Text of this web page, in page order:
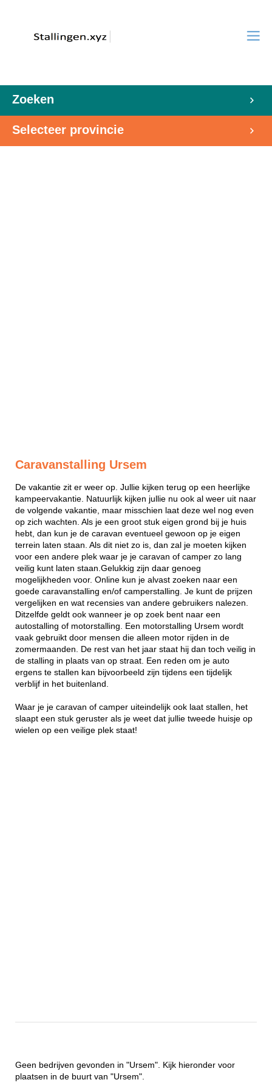
Zoeken
Selecteer provincie
Caravanstalling Ursem
De vakantie zit er weer op. Jullie kijken terug op een heerlijke
kampeervakantie. Natuurlijk kijken jullie nu ook al weer uit naar
de volgende vakantie, maar misschien laat deze wel nog even
op zich wachten. Als je een groot stuk eigen grond bij je huis
hebt, dan kun je de caravan eventueel gewoon op je eigen
terrein laten staan. Als dit niet zo is, dan zal je moeten kijken
voor een andere plek waar je je caravan of camper zo lang
veilig kunt laten staan.Gelukkig zijn daar genoeg
mogelijkheden voor. Online kun je alvast zoeken naar een
goede caravanstalling en/of camperstalling. Je kunt de prijzen
vergelijken en wat recensies van andere gebruikers nalezen.
Ditzelfde geldt ook wanneer je op zoek bent naar een
autostalling of motorstalling. Een motorstalling Ursem wordt
vaak gebruikt door mensen die alleen motor rijden in de
zomermaanden. De rest van het jaar staat hij dan toch veilig in
de stalling in plaats van op straat. Een reden om je auto
ergens te stallen kan bijvoorbeeld zijn tijdens een tijdelijk
verblijf in het buitenland.
Waar je je caravan of camper uiteindelijk ook laat stallen, het
slaapt een stuk geruster als je weet dat jullie tweede huisje op
wielen op een veilige plek staat!
Geen bedrijven gevonden in "Ursem". Kijk hieronder voor
plaatsen in de buurt van "Ursem".